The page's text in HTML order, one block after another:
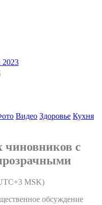
2023
Видео Здоровье Кухня
чиновников с
MSK)
обсуждение